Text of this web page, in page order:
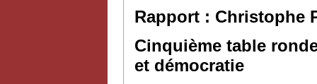
Rapport : Christophe
Cinquième table
et démocratie